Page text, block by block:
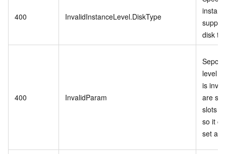
400 InvalidInstanceLevel.DiskType
disk
400 InvalidParam
level
is
are
slots
so it
set as